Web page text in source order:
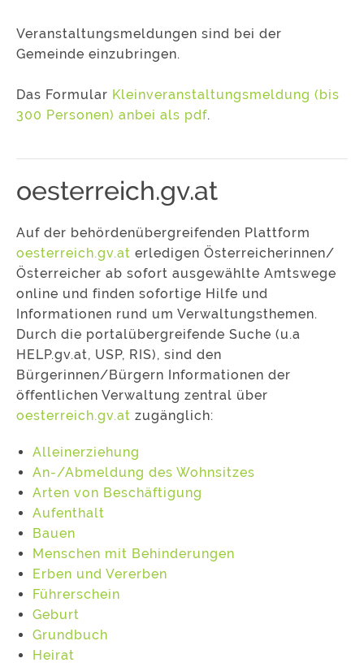
Veranstaltungsmeldungen sind bei der
Gemeinde einzubringen.
Das Formular Kleinveranstaltungsmeldung (bis
300 Personen) anbei als pdf.
oesterreich.gv.at
Auf der behördenübergreifenden Plattform
oesterreich.gv.at erledigen Österreicherinnen/
Österreicher ab sofort ausgewählte Amtswege
online und finden sofortige Hilfe und
Informationen rund um Verwaltungsthemen.
Durch die portalübergreifende Suche (u.a
HELP.gv.at, USP, RIS), sind den
Bürgerinnen/Bürgern Informationen der
öffentlichen Verwaltung zentral über
oesterreich.gv.at zugänglich:
Alleinerziehung
An-/Abmeldung des Wohnsitzes
Arten von Beschäftigung
Aufenthalt
Bauen
Menschen mit Behinderungen
Erben und Vererben
Führerschein
Geburt
Grundbuch
Heirat